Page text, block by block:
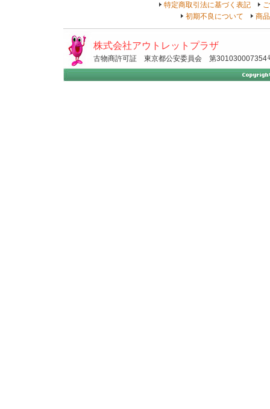
特定商取引法に基づく表記
初期不良について
商
株式会社アウトレットプラザ
古物商許可証 東京都公安委員会 第301030007354